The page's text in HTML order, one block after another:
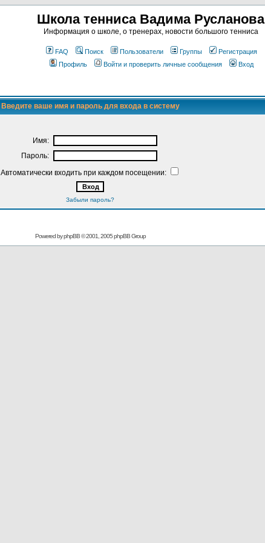
Школа тенниса Вадима Русланова
Информация о школе, о тренерах, новости большого тенниса
FAQ Поиск Пользователи Группы
Регистрация
Профиль
Войти и проверить личные сообщения Вход
Введите ваше имя и пароль для входа в систему
Имя:
Пароль:
Автоматически входить при каждом посещении:
Забыли пароль?
Powered byphpBB© 2001, 2005 phpBB Group